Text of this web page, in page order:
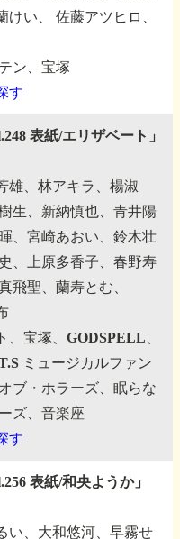
い、
佐藤アツヒロ、
ン、宝塚
す
表紙/エリザベート」
雄、林アキラ、楊淑
生、新納慎也、青井陽
、宮崎あおい、鈴木壮
、上原多香子、春野寿
飛聖、蘭寿とむ、
、宝塚、GODSPELL、
ミュージカルファン
ブ・ホラーズ、眠らな
ズ、音楽座
す
表紙/和央ようか」
い、大和悠河、早霧せ